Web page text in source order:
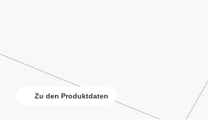
Zu den Produktdaten